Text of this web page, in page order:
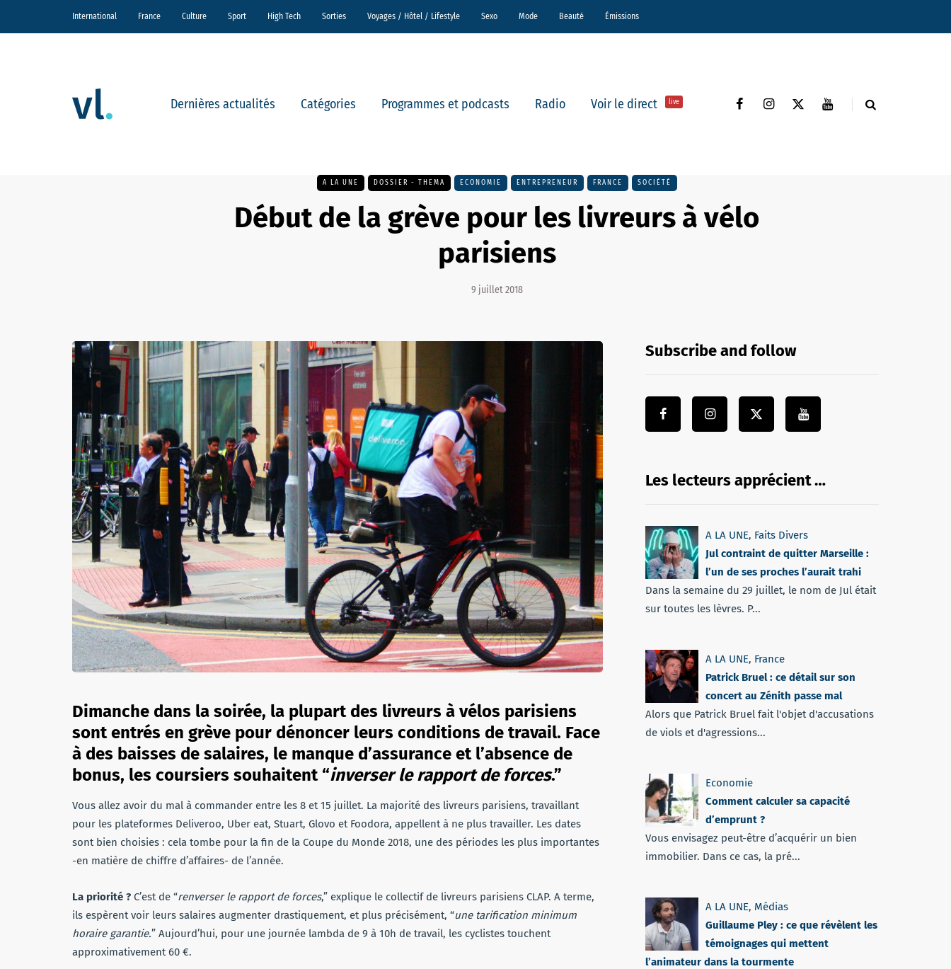
International France Culture Sport High Tech Sorties Voyages / Hôtel / Lifestyle Sexo Mode Beauté Émissions
Dernières actualités Catégories Programmes et podcasts Radio Voir le direct live
A LA UNE DOSSIER - THEMA ECONOMIE ENTREPRENEUR FRANCE SOCIÉTÉ
Début de la grève pour les livreurs à vélo
parisiens
9 juillet 2018
Dimanche dans la soirée, la plupart des livreurs à vélos parisiens
sont entrés en grève pour dénoncer leurs conditions de travail. Face
à des baisses de salaires, le manque d’assurance et l’absence de
bonus, les coursiers souhaitent “inverser le rapport de forces.”
Vous allez avoir du mal à commander entre les 8 et 15 juillet. La majorité des livreurs parisiens, travaillant
pour les plateformes Deliveroo, Uber eat, Stuart, Glovo et Foodora, appellent à ne plus travailler. Les dates
sont bien choisies : cela tombe pour la fin de la Coupe du Monde 2018, une des périodes les plus importantes
-en matière de chiffre d’affaires- de l’année.
La priorité ? C’est de “renverser le rapport de forces,” explique le collectif de livreurs parisiens CLAP. A terme,
ils espèrent voir leurs salaires augmenter drastiquement, et plus précisément, “une tarification minimum
horaire garantie.” Aujourd’hui, pour une journée lambda de 9 à 10h de travail, les cyclistes touchent
approximativement 60 €.
Subscribe and follow
Les lecteurs apprécient …
A LA UNE, Faits Divers
Jul contraint de quitter Marseille :
l’un de ses proches l’aurait trahi
Dans la semaine du 29 juillet, le nom de Jul était
sur toutes les lèvres. P...
A LA UNE, France
Patrick Bruel : ce détail sur son
concert au Zénith passe mal
Alors que Patrick Bruel fait l'objet d'accusations
de viols et d'agressions...
Economie
Comment calculer sa capacité
d’emprunt ?
Vous envisagez peut-être d’acquérir un bien
immobilier. Dans ce cas, la pré...
A LA UNE, Médias
Guillaume Pley : ce que révèlent les
témoignages qui mettent
l’animateur dans la tourmente